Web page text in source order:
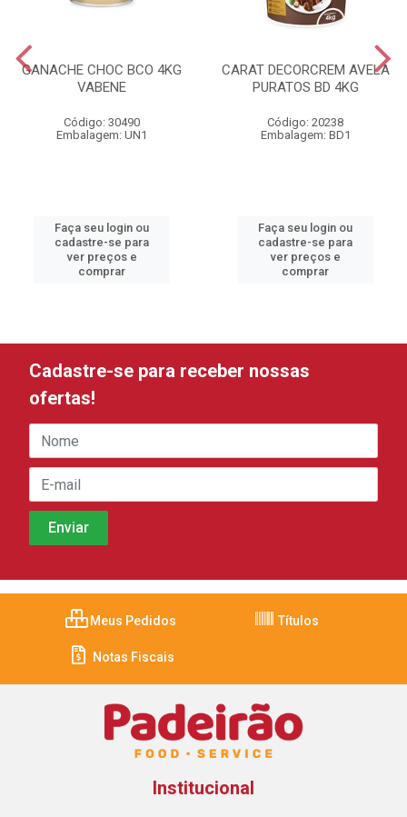
GANACHE CHOC BCO 4KG
VABENE
Código: 30490
Embalagem: UN1
Faça seu login ou
cadastre-se para
ver preços e
comprar
CARAT DECORCREM AVELA
PURATOS BD 4KG
Código: 20238
Embalagem: BD1
Faça seu login ou
cadastre-se para
ver preços e
comprar
Cadastre-se para receber nossas
ofertas!
Meus Pedidos Títulos
Notas Fiscais
Institucional